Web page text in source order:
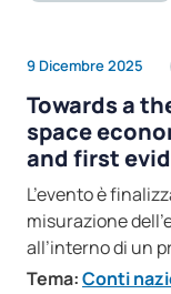
9 Dicembre 2025
Towards a
space
and first
L’evento è
misurazione
all’interno di un
Tema:Conti